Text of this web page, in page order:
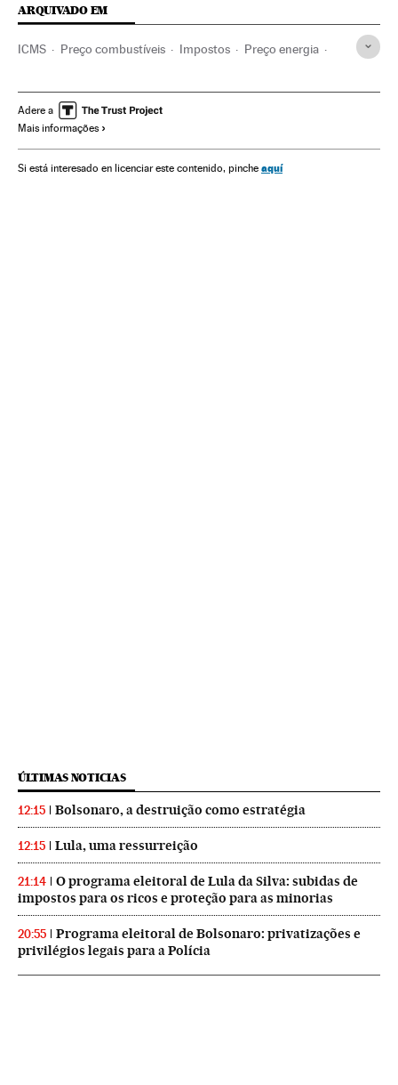
ARQUIVADO EM
ICMS Preço combustíveis Impostos Preço energia
Parlamento Finanças públicas
Combustíveis
Combustíveis Energia não renovável Fontes energia
Adere a
Mais informações
Si está interesado en licenciar este contenido, pinche aquí
ÚLTIMAS NOTICIAS
12:15 Bolsonaro, a destruição como estratégia
12:15 Lula, uma ressurreição
21:14
O programa eleitoral de Lula da Silva: subidas de
impostos para os ricos e proteção para as minorias
20:55
Programa eleitoral de Bolsonaro: privatizações e
privilégios legais para a Polícia